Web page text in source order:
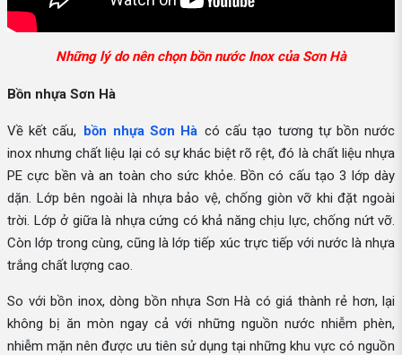
Những lý do nên chọn bồn nước Inox của Sơn Hà
Bồn nhựa Sơn Hà
Về kết cấu, bồn nhựa Sơn Hà có cấu tạo tương tự bồn nước
inox nhưng chất liệu lại có sự khác biệt rõ rệt, đó là chất liệu nhựa
PE cực bền và an toàn cho sức khỏe. Bồn có cấu tạo 3 lớp dày
dặn. Lớp bên ngoài là nhựa bảo vệ, chống giòn vỡ khi đặt ngoài
trời. Lớp ở giữa là nhựa cứng có khả năng chịu lực, chống nứt vỡ.
Còn lớp trong cùng, cũng là lớp tiếp xúc trực tiếp với nước là nhựa
trắng chất lượng cao.
So với bồn inox, dòng bồn nhựa Sơn Hà có giá thành rẻ hơn, lại
không bị ăn mòn ngay cả với những nguồn nước nhiễm phèn,
nhiễm mặn nên được ưu tiên sử dụng tại những khu vực có nguồn